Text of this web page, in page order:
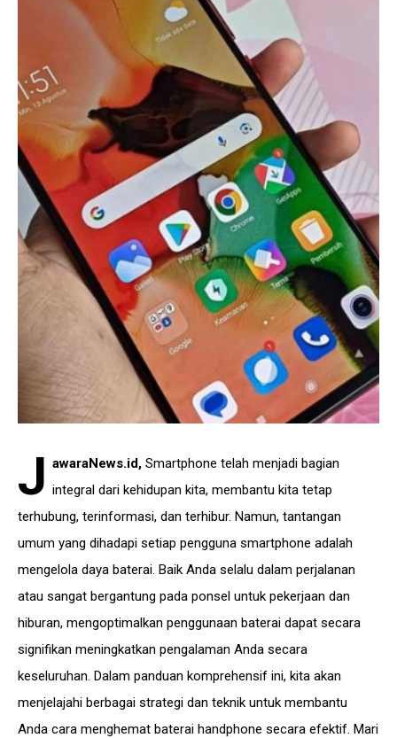
J awaraNews.id, Smartphone telah menjadi bagian
integral dari kehidupan kita, membantu kita tetap
terhubung, terinformasi, dan terhibur. Namun, tantangan
umum yang dihadapi setiap pengguna smartphone adalah
mengelola daya baterai. Baik Anda selalu dalam perjalanan
atau sangat bergantung pada ponsel untuk pekerjaan dan
hiburan, mengoptimalkan penggunaan baterai dapat secara
signifikan meningkatkan pengalaman Anda secara
keseluruhan. Dalam panduan komprehensif ini, kita akan
menjelajahi berbagai strategi dan teknik untuk membantu
Anda cara menghemat baterai handphone secara efektif. Mari